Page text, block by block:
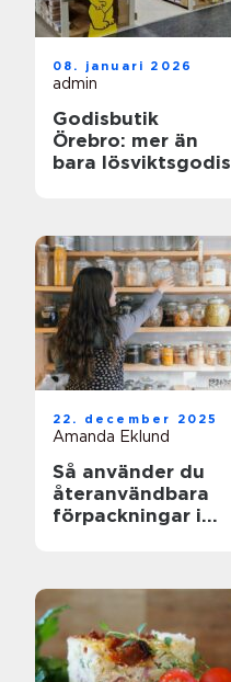
08. januari 2026
admin
Godisbutik
Örebro: mer än
bara lösviktsgodis
22. december 2025
Amanda Eklund
Så använder du
återanvändbara
förpackningar i